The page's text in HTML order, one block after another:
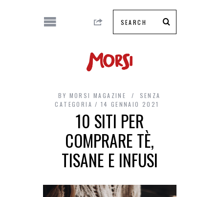
BY MORSI MAGAZINE
SENZA
CATEGORIA
14 GENNAIO 2021
10 SITI PER
COMPRARE TÈ,
TISANE E INFUSI